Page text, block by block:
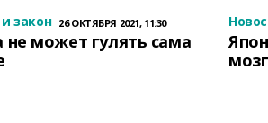
закон 26 ОКТЯБРЯ 2021, 11:30
не может гулять сама